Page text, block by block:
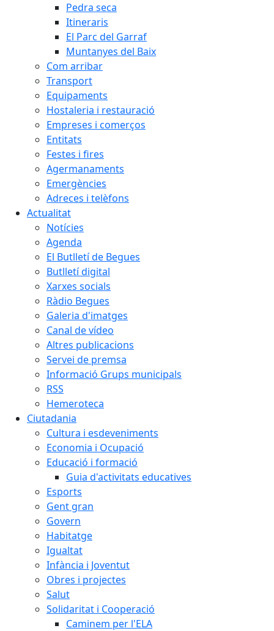
Pedra seca
Itineraris
El Parc del Garraf
Muntanyes del Baix
Com arribar
Transport
Equipaments
Hostaleria i restauració
Empreses i comerços
Entitats
Festes i fires
Agermanaments
Emergències
Adreces i telèfons
Actualitat
Notícies
Agenda
El Butlletí de Begues
Butlletí digital
Xarxes socials
Ràdio Begues
Galeria d'imatges
Canal de vídeo
Altres publicacions
Servei de premsa
Informació Grups municipals
RSS
Hemeroteca
Ciutadania
Cultura i esdeveniments
Economia i Ocupació
Educació i formació
Guia d'activitats educatives
Esports
Gent gran
Govern
Habitatge
Igualtat
Infància i Joventut
Obres i projectes
Salut
Solidaritat i Cooperació
Caminem per l'ELA